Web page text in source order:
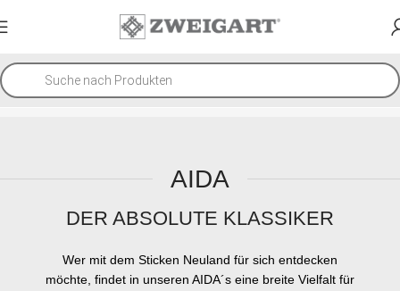
AIDA
DER ABSOLUTE KLASSIKER
Wer mit dem Sticken Neuland für sich entdecken
möchte, findet in unseren AIDA´s eine breite Vielfalt für